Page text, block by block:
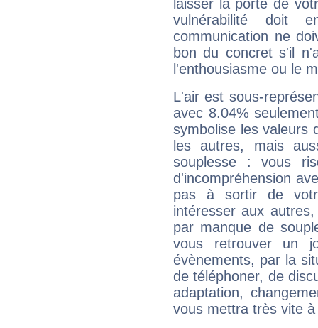
laisser la porte de
vulnérabilité doit
communication ne
bon du concret s'il
l'enthousiasme ou le
L'air est sous-
avec 8.04%
symbolise les valeurs
les autres, mais
souplesse : vous
d'incompréhension
pas à sortir de
intéresser aux
par manque de
vous retrouver un
évènements, par la
de téléphoner, de
adaptation,
vous mettra très vite